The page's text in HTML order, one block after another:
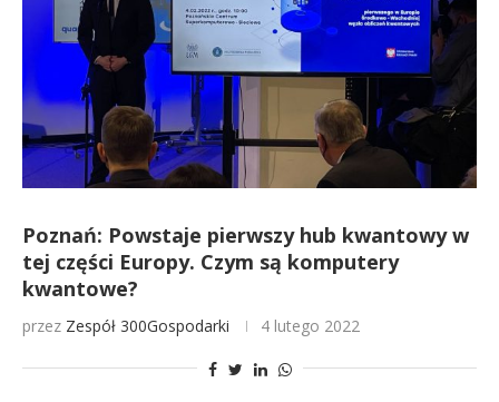
Poznań: Powstaje pierwszy hub kwantowy w
tej części Europy. Czym są komputery
kwantowe?
przez Zespół 300Gospodarki 4 lutego 2022